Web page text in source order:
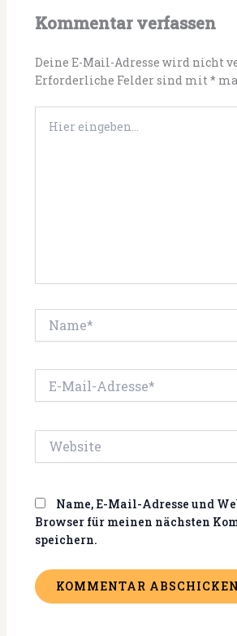
Kommentar verfassen
Deine E-Mail-Adresse wird nicht
Erforderliche Felder sind mit *
eingeben…
Mail-
Name, E-Mail-Adresse und
Browser für meinen nächsten
speichern.